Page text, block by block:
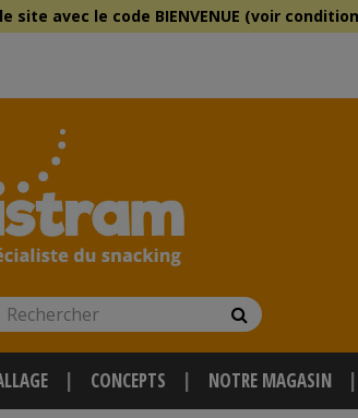
site avec le code BIENVENUE (voir
Rechercher
CONCEPTS NOTRE MAGASIN